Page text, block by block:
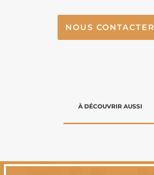
NOUS CONTACTER
À DÉCOUVRIR AUSSI